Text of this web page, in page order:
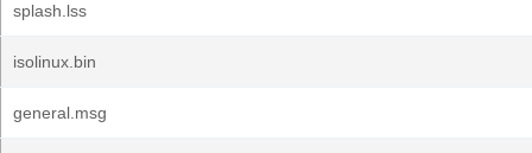
splash.lss
isolinux.bin
general.msg